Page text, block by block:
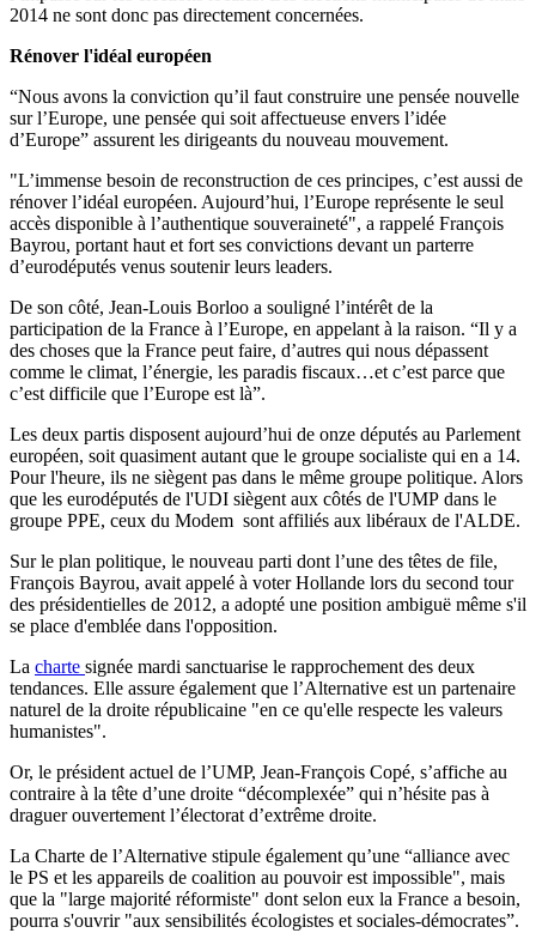
2014 ne sont donc pas directement concernées.
Rénover l'idéal européen
“Nous avons la conviction qu’il faut construire une pensée nouvelle
sur l’Europe, une pensée qui soit affectueuse envers l’idée
d’Europe” assurent les dirigeants du nouveau mouvement.
"L’immense besoin de reconstruction de ces principes, c’est aussi de
rénover l’idéal européen. Aujourd’hui, l’Europe représente le seul
accès disponible à l’authentique souveraineté", a rappelé François
Bayrou, portant haut et fort ses convictions devant un parterre
d’eurodéputés venus soutenir leurs leaders.
De son côté, Jean-Louis Borloo a souligné l’intérêt de la
participation de la France à l’Europe, en appelant à la raison. “Il y a
des choses que la France peut faire, d’autres qui nous dépassent
comme le climat, l’énergie, les paradis fiscaux…et c’est parce que
c’est difficile que l’Europe est là”.
Les deux partis disposent aujourd’hui de onze députés au Parlement
européen, soit quasiment autant que le groupe socialiste qui en a 14.
Pour l'heure, ils ne siègent pas dans le même groupe politique. Alors
que les eurodéputés de l'UDI siègent aux côtés de l'UMP dans le
groupe PPE, ceux du Modem sont affiliés aux libéraux de l'ALDE.
Sur le plan politique, le nouveau parti dont l’une des têtes de file,
François Bayrou, avait appelé à voter Hollande lors du second tour
des présidentielles de 2012, a adopté une position ambiguë même s'il
se place d'emblée dans l'opposition.
La charte signée mardi sanctuarise le rapprochement des deux
tendances. Elle assure également que l’Alternative est un partenaire
naturel de la droite républicaine "en ce qu'elle respecte les valeurs
humanistes".
Or, le président actuel de l’UMP, Jean-François Copé, s’affiche au
contraire à la tête d’une droite “décomplexée” qui n’hésite pas à
draguer ouvertement l’électorat d’extrême droite.
La Charte de l’Alternative stipule également qu’une “alliance avec
le PS et les appareils de coalition au pouvoir est impossible", mais
que la "large majorité réformiste" dont selon eux la France a besoin,
pourra s'ouvrir "aux sensibilités écologistes et sociales-démocrates”.